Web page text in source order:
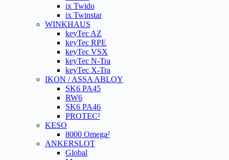
ix Twido
ix Twinstar
WINKHAUS
keyTec AZ
keyTec RPE
keyTec VSX
keyTec N-Tra
keyTec X-Tra
IKON / ASSA ABLOY
SK6 PA45
RW6
SK6 PA46
PROTEC²
KESO
8000 Omega²
ANKERSLOT
Global